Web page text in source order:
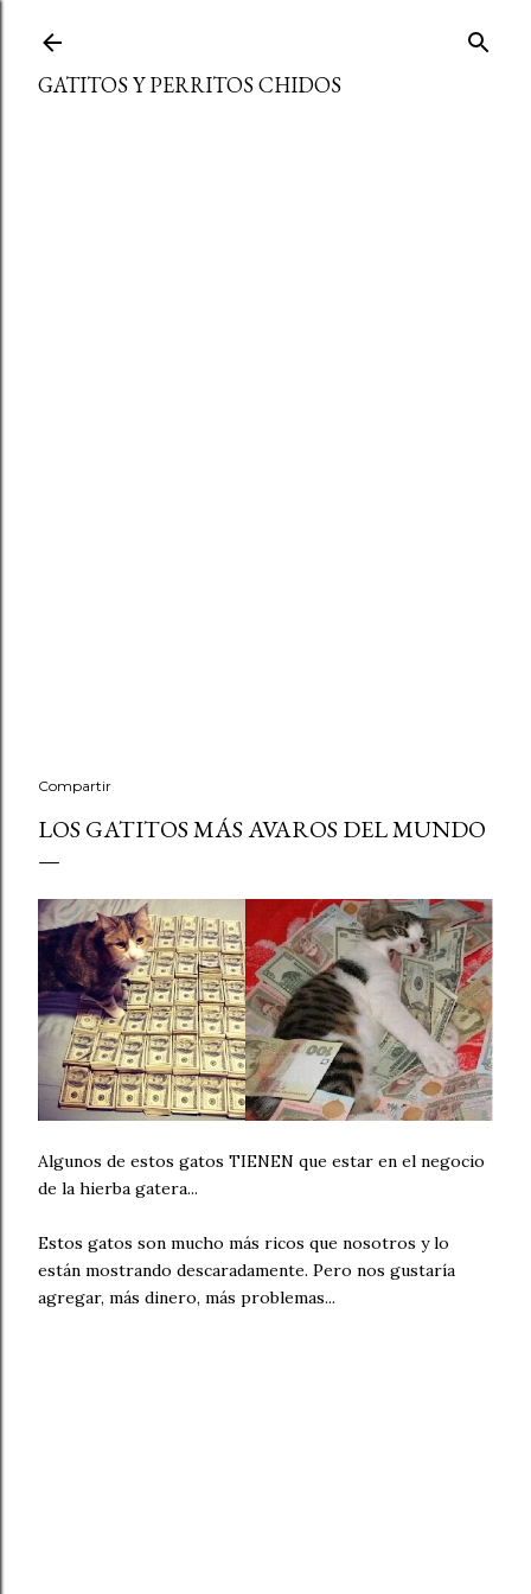
GATITOS Y PERRITOS CHIDOS
Compartir
LOS GATITOS MÁS AVAROS DEL MUNDO
Algunos de estos gatos TIENEN que estar en el negocio
de la hierba gatera...
Estos gatos son mucho más ricos que nosotros y lo
están mostrando descaradamente. Pero nos gustaría
agregar, más dinero, más problemas...